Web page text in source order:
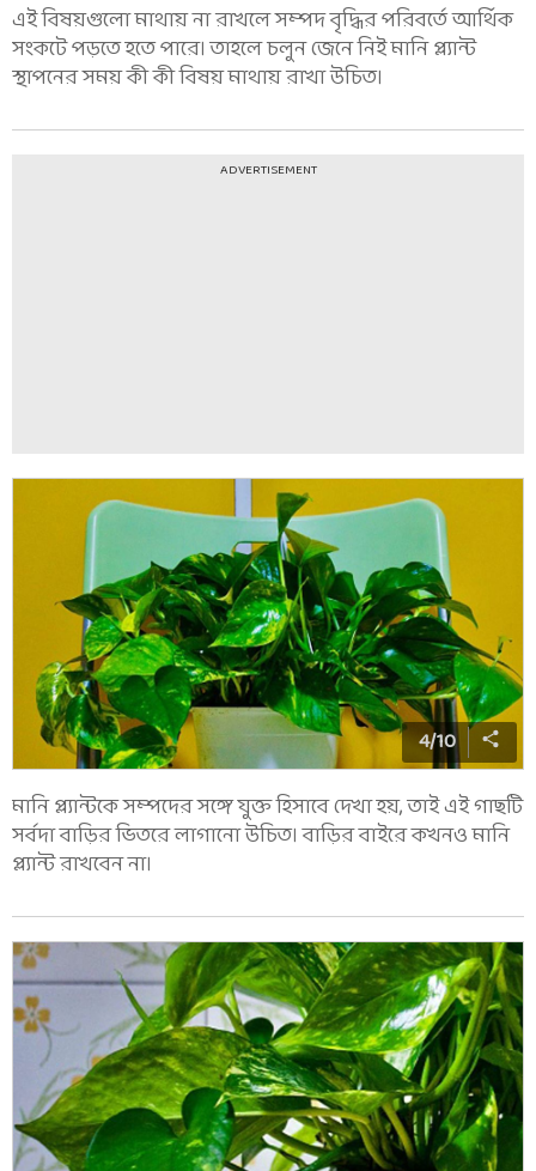
এই বিষয়গুলো মাথায় না রাখলে সম্পদ বৃদ্ধির পরিবর্তে আর্থিক
সংকটে পড়তে হতে পারে। তাহলে চলুন জেনে নিই মানি প্ল্যান্ট
স্থাপনের সময় কী কী বিষয় মাথায় রাখা উচিত।
ADVERTISEMENT
4/10
মানি প্ল্যান্টকে সম্পদের সঙ্গে যুক্ত হিসাবে দেখা হয়, তাই এই গাছটি
সর্বদা বাড়ির ভিতরে লাগানো উচিত। বাড়ির বাইরে কখনও মানি
প্ল্যান্ট রাখবেন না।